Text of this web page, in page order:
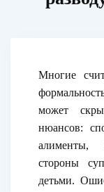
Многие
может
нюансов:
алименты,
стороны
детьми.